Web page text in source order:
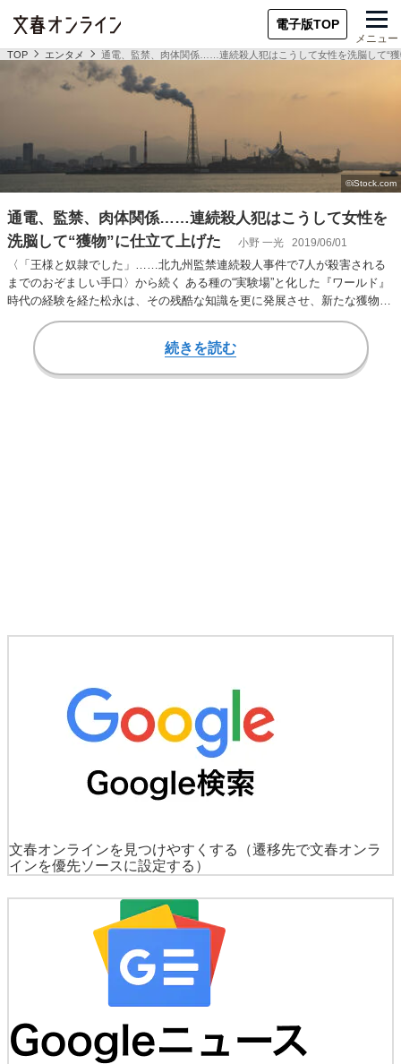
電子版TOP
メニュー
TOP エンタメ 通電、監禁、肉体関係……連続殺人犯はこうして女性を洗脳して“獲
通電、監禁、肉体関係……連続殺人犯はこうして女性を
洗脳して“獲物”に仕立て上げた
小野 一光 2019/06/01
〈「王様と奴隷でした」……北九州監禁連続殺人事件で7人が殺害される
までのおぞましい手口〉から続く ある種の“実験場”と化した『ワールド』
時代の経験を経た松永は、その残酷な知識を更に発展させ、新たな獲物を
探し、殺し続け…
続きを読む
文春オンラインを見つけやすくする
（遷移先で文春オンラ
インを優先ソースに設定する）